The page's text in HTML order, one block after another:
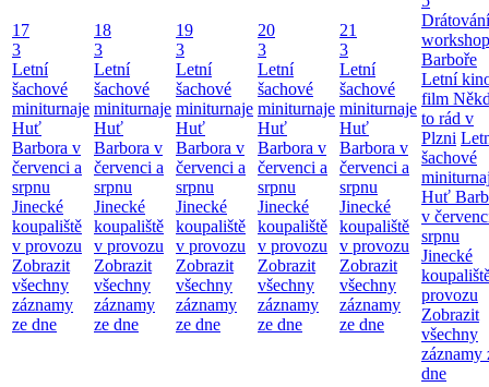
17
3
Letní
šachové
miniturnaje
Huť
Barbora v
červenci a
srpnu
Jinecké
koupaliště
v provozu
Zobrazit
všechny
záznamy
ze dne
18
3
Letní
šachové
miniturnaje
Huť
Barbora v
červenci a
srpnu
Jinecké
koupaliště
v provozu
Zobrazit
všechny
záznamy
ze dne
19
3
Letní
šachové
miniturnaje
Huť
Barbora v
červenci a
srpnu
Jinecké
koupaliště
v provozu
Zobrazit
všechny
záznamy
ze dne
20
3
Letní
šachové
miniturnaje
Huť
Barbora v
červenci a
srpnu
Jinecké
koupaliště
v provozu
Zobrazit
všechny
záznamy
ze dne
21
3
Letní
šachové
miniturnaje
Huť
Barbora v
červenci a
srpnu
Jinecké
koupaliště
v provozu
Zobrazit
všechny
záznamy
ze dne
Barboře
Letní
film
to rád v
Plzni
šachové
Huť
v
srpnu
Jinecké
provozu
Zobrazit
všechny
záznamy
dne